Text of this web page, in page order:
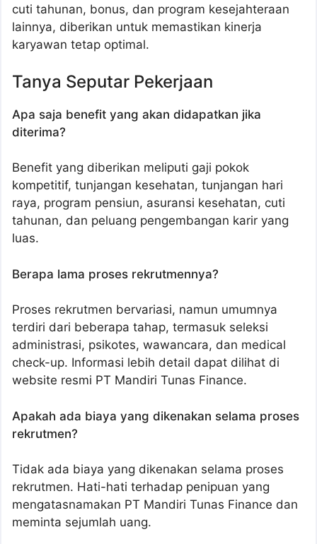
cuti tahunan, bonus, dan program kesejahteraan
lainnya, diberikan untuk memastikan kinerja
karyawan tetap optimal.
Tanya Seputar Pekerjaan
Apa saja benefit yang akan didapatkan jika
diterima?
Benefit yang diberikan meliputi gaji pokok
kompetitif, tunjangan kesehatan, tunjangan hari
raya, program pensiun, asuransi kesehatan, cuti
tahunan, dan peluang pengembangan karir yang
luas.
Berapa lama proses rekrutmennya?
Proses rekrutmen bervariasi, namun umumnya
terdiri dari beberapa tahap, termasuk seleksi
administrasi, psikotes, wawancara, dan medical
check-up. Informasi lebih detail dapat dilihat di
website resmi PT Mandiri Tunas Finance.
Apakah ada biaya yang dikenakan selama proses
rekrutmen?
Tidak ada biaya yang dikenakan selama proses
rekrutmen. Hati-hati terhadap penipuan yang
mengatasnamakan PT Mandiri Tunas Finance dan
meminta sejumlah uang.